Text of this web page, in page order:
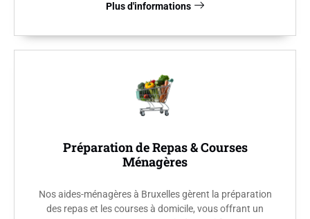
Plus d'informations
Préparation de Repas & Courses
Ménagères
Nos aides-ménagères à Bruxelles gèrent la préparation
des repas et les courses à domicile, vous offrant un